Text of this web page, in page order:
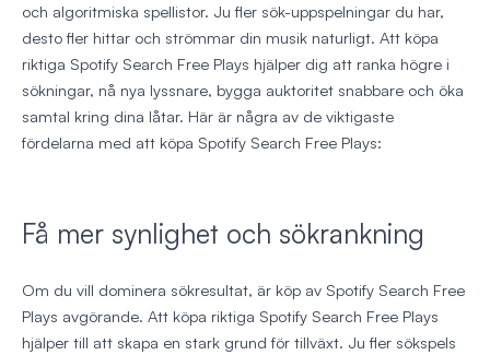
och algoritmiska spellistor. Ju fler sök-uppspelningar du har,
desto fler hittar och strömmar din musik naturligt. Att köpa
riktiga Spotify Search Free Plays hjälper dig att ranka högre i
sökningar, nå nya lyssnare, bygga auktoritet snabbare och öka
samtal kring dina låtar. Här är några av de viktigaste
fördelarna med att köpa Spotify Search Free Plays:
Få mer synlighet och sökrankning
Om du vill dominera sökresultat, är köp av Spotify Search Free
Plays avgörande. Att köpa riktiga Spotify Search Free Plays
hjälper till att skapa en stark grund för tillväxt. Ju fler sökspels